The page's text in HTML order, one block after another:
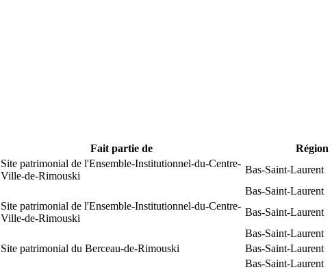
Fait partie de Région
Site patrimonial de l'Ensemble-Institutionnel-du-Centre-
Ville-de-Rimouski
Bas-Saint-Laurent
Bas-Saint-Laurent
Site patrimonial de l'Ensemble-Institutionnel-du-Centre-
Ville-de-Rimouski
Bas-Saint-Laurent
Bas-Saint-Laurent
Site patrimonial du Berceau-de-Rimouski Bas-Saint-Laurent
Bas-Saint-Laurent